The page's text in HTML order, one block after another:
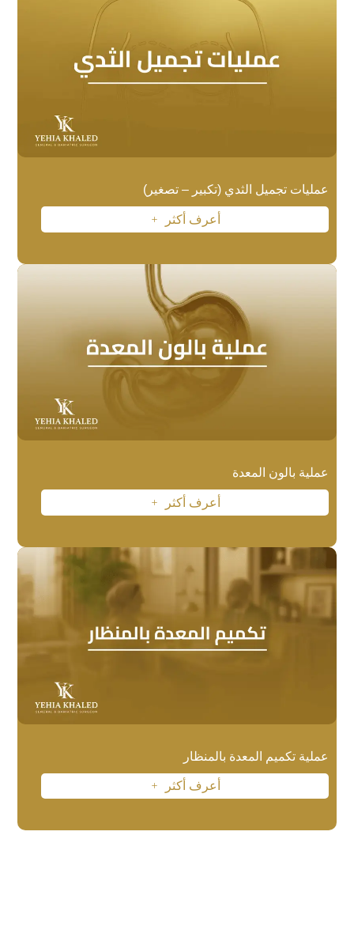
عمليات تجميل الثدي (تكبير – تصغير)
أعرف أكثر L
عملية بالون المعدة
أعرف أكثر L
عملية تكميم المعدة بالمنظار
أعرف أكثر L